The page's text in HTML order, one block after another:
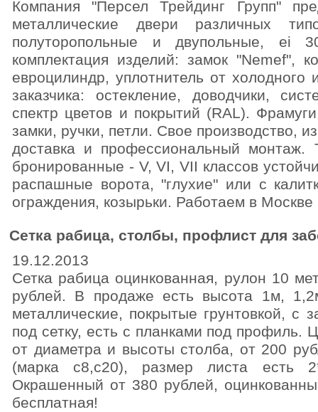
Компания "Персел Трейдинг Групп"
металлические двери различных
полуторопольные и двупольные, ei
комплектация изделий: замок "Nemef",
евроцилиндр, уплотнитель от
заказчика: остекление, доводчики,
спектр цветов и покрытий (RAL).
замки, ручки, петли. Свое производство,
доставка и профессиональный монтаж.
бронированные - V, VI, VII классов
распашные ворота, "глухие" или с
ограждения, козырьки. Работаем в
Сетка рабица, столбы, профлист для
19.12.2013
Сетка рабица оцинкованная, рулон 10
рублей. В продаже есть высота 1м,
металлические, покрытые грунтовкой, с
под сетку, есть с планками под профиль.
от диаметра и высоты столба, от 200
(марка с8,с20), размер листа есть
Окрашенный от 380 рублей,
бесплатная!